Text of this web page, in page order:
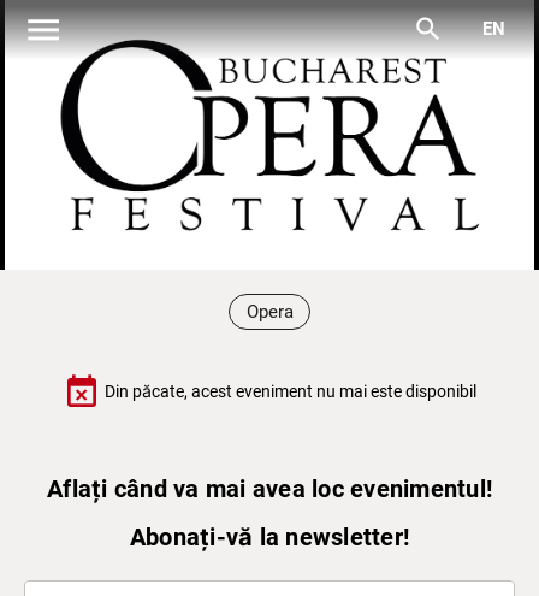
menu search EN
Opera
event_busy Din păcate, acest eveniment nu mai este disponibil
Aflați când va mai avea loc evenimentul!
Abonați-vă la newsletter!